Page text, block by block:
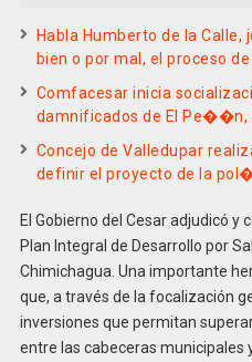
Habla Humberto de la
bien o por mal, el proceso
Comfacesar inicia
damnificados de El Pe��n,
Concejo de Valledupar
definir el proyecto de la
El Gobierno del Cesar adjudicó y
Plan Integral de Desarrollo por
Chimichagua. Una importante
que, a través de la focalización
inversiones que permitan
entre las cabeceras municipales